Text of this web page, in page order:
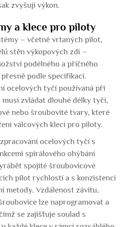
zvyšují výkon.
a klece pro piloty
– včetně vrtaných pilot,
stěn výkopových zdi –
podélného a příčného
podle specifikací.
ocelových tyčí používaná při
zvládat dlouhé délky tyčí,
nebo šroubovité tvary, které
válcových klecí pro piloty.
ocelových tyčí s
spirálového ohýbání
spojité šroubovicové
pilot rychlostí a s konzistencí
metody. Vzdálenost závitu,
lze naprogramovat a
se zajišťuje soulad s